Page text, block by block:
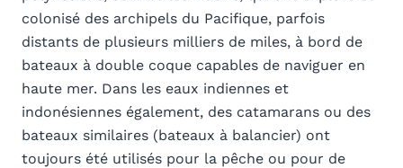
colonisé des archipels du Pacifique, parfois
distants de plusieurs milliers de miles, à bord de
bateaux à double coque capables de naviguer en
haute mer. Dans les eaux indiennes et
indonésiennes également, des catamarans ou des
bateaux similaires (bateaux à balancier) ont
toujours été utilisés pour la pêche ou pour de